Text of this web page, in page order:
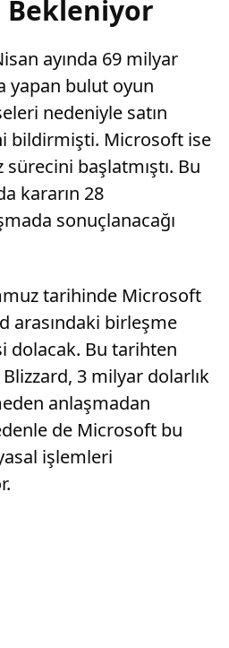
Bekleniyor
ayında 69 milyar
yapan bulut oyun
nedeniyle satın
bildirmişti. Microsoft ise
başlatmıştı. Bu
kararın 28
sonuçlanacağı
tarihinde Microsoft
arasındaki birleşme
dolacak. Bu tarihten
3 milyar dolarlık
anlaşmadan
de Microsoft bu
işlemleri